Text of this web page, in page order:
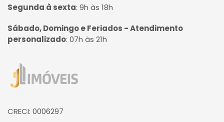
Segunda à sexta: 9h às 18h
Sábado, Domingo e Feriados - Atendimento
personalizado: 07h às 21h
Página inicial
CRECI: 0006297